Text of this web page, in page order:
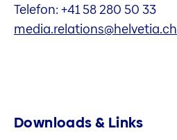
Telefon: +41 58 280 50 33
media.relations@helvetia.ch
Downloads & Links